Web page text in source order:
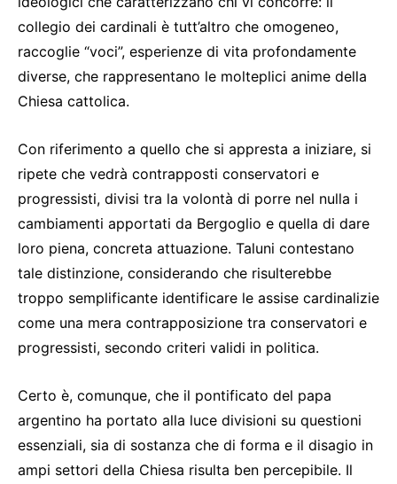
collegio dei cardinali è tutt’altro che omogeneo,
raccoglie “voci”, esperienze di vita profondamente
diverse, che rappresentano le molteplici anime della
Chiesa cattolica.
Con riferimento a quello che si appresta a iniziare, si
ripete che vedrà contrapposti conservatori e
progressisti, divisi tra la volontà di porre nel nulla i
cambiamenti apportati da Bergoglio e quella di dare
loro piena, concreta attuazione. Taluni contestano
tale distinzione, considerando che risulterebbe
troppo semplificante identificare le assise cardinalizie
come una mera contrapposizione tra conservatori e
progressisti, secondo criteri validi in politica.
Certo è, comunque, che il pontificato del papa
argentino ha portato alla luce divisioni su questioni
essenziali, sia di sostanza che di forma e il disagio in
ampi settori della Chiesa risulta ben percepibile. Il